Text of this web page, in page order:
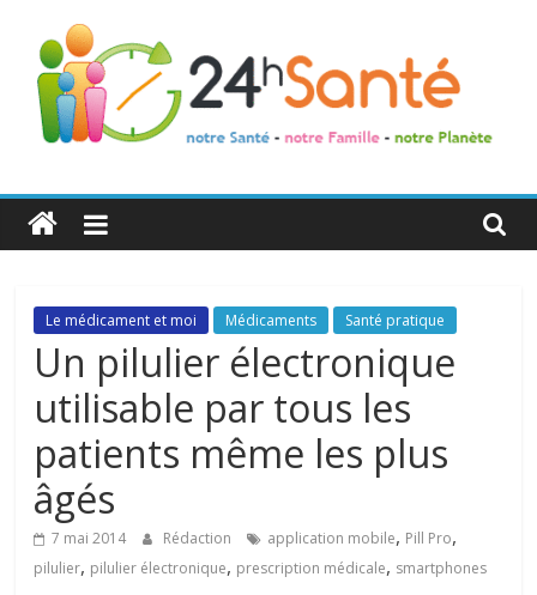
24h
Santé
La
santé
toute
famille
Le médicament et moi Médicaments Santé pratique
Un pilulier électronique
utilisable par tous les
patients même les plus
âgés
7 mai 2014 Rédaction application mobile, Pill Pro,
pilulier, pilulier électronique, prescription médicale, smartphones